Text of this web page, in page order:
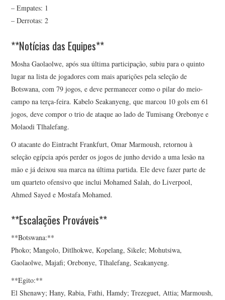
– Empates: 1
– Derrotas: 2
**Notícias das Equipes**
Mosha Gaolaolwe, após sua última participação, subiu para o quinto
lugar na lista de jogadores com mais aparições pela seleção de
Botswana, com 79 jogos, e deve permanecer como o pilar do meio-
campo na terça-feira. Kabelo Seakanyeng, que marcou 10 gols em 61
jogos, deve compor o trio de ataque ao lado de Tumisang Orebonye e
Molaodi Tlhalefang.
O atacante do Eintracht Frankfurt, Omar Marmoush, retornou à
seleção egípcia após perder os jogos de junho devido a uma lesão na
mão e já deixou sua marca na última partida. Ele deve fazer parte de
um quarteto ofensivo que inclui Mohamed Salah, do Liverpool,
Ahmed Sayed e Mostafa Mohamed.
**Escalações Prováveis**
**Botswana:**
Phoko; Mangolo, Ditlhokwe, Kopelang, Sikele; Mohutsiwa,
Gaolaolwe, Majafi; Orebonye, Tlhalefang, Seakanyeng.
**Egito:**
El Shenawy; Hany, Rabia, Fathi, Hamdy; Trezeguet, Attia; Marmoush,